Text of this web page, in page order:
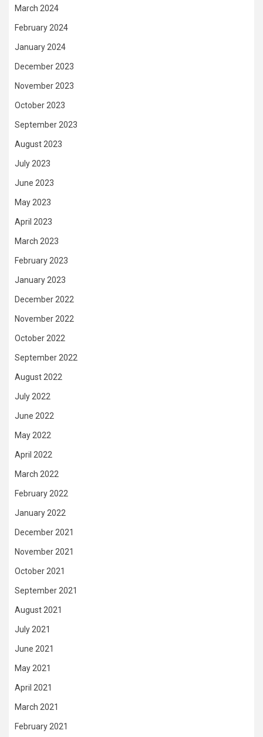
March 2024
February 2024
January 2024
December 2023
November 2023
October 2023
September 2023
August 2023
July 2023
June 2023
May 2023
April 2023
March 2023
February 2023
January 2023
December 2022
November 2022
October 2022
September 2022
August 2022
July 2022
June 2022
May 2022
April 2022
March 2022
February 2022
January 2022
December 2021
November 2021
October 2021
September 2021
August 2021
July 2021
June 2021
May 2021
April 2021
March 2021
February 2021